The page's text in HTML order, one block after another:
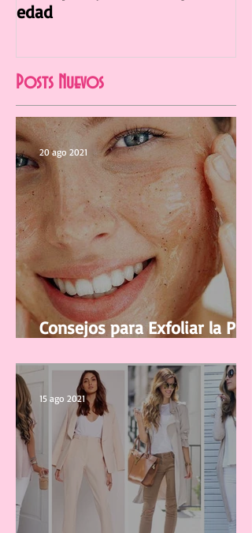
edad
Posts Nuevos
Consejos para Exfoliar la Piel
20 ago 2021
15 ago 2021